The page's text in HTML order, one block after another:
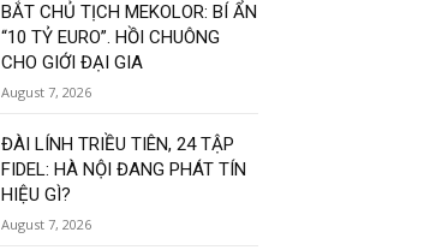
BẮT CHỦ TỊCH MEKOLOR: BÍ ẨN
“10 TỶ EURO”. HỒI CHUÔNG
CHO GIỚI ĐẠI GIA
August 7, 2026
ĐÀI LÍNH TRIỀU TIÊN, 24 TẬP
FIDEL: HÀ NỘI ĐANG PHÁT TÍN
HIỆU GÌ?
August 7, 2026